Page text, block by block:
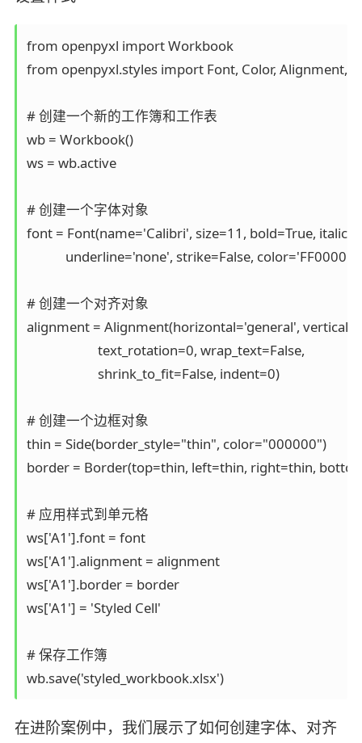
from openpyxl import Workbook
from openpyxl.styles import Font, Color, Alignment,
# 创建一个新的工作簿和工作表
wb = Workbook()
ws = wb.active
# 创建一个字体对象
font = Font(name='Calibri', size=11, bold=True,
            underline='none', strike=False, color='FF0000')
# 创建一个对齐对象
alignment = Alignment(horizontal='general',
                      text_rotation=0, wrap_text=False,
                      shrink_to_fit=False, indent=0)
# 创建一个边框对象
thin = Side(border_style="thin", color="000000")
border = Border(top=thin, left=thin, right=thin,
# 应用样式到单元格
ws['A1'].font = font
ws['A1'].alignment = alignment
ws['A1'].border = border
ws['A1'] = 'Styled Cell'
# 保存工作簿
wb.save('styled_workbook.xlsx')
在进阶案例中，我们展示了如何创建字体、对齐